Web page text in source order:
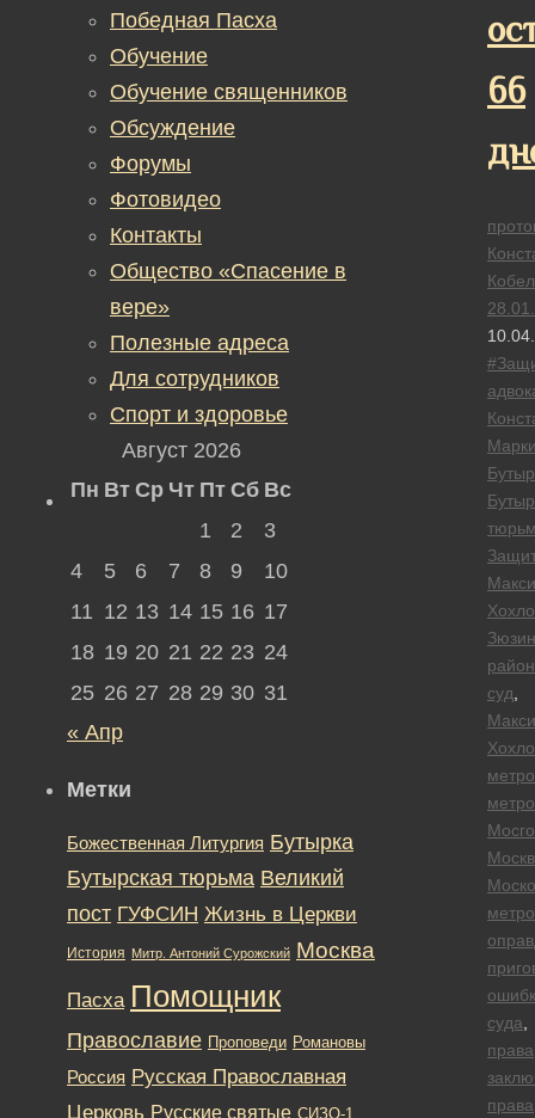
66
суд
метро
суда
права
права
Победная Пасха
Обучение
Обучение священников
Обсуждение
Форумы
Фотовидео
Контакты
Общество «Спасение в
вере»
Полезные адреса
Для сотрудников
Спорт и здоровье
Август 2026
Пн Вт Ср Чт Пт Сб Вс
1
2
3
4
5 6 7 8 9
10
11 12 13 14 15 16 17
18 19 20 21 22 23 24
25 26 27 28 29 30 31
« Апр
Метки
Божественная Литургия Бутырка
Бутырская тюрьма Великий
пост ГУФСИН Жизнь в Церкви
История Митр. Антоний Сурожский Москва
Пасха Помощник
Православие Проповеди Романовы
Россия Русская Православная
Церковь Русские святые СИЗО-1